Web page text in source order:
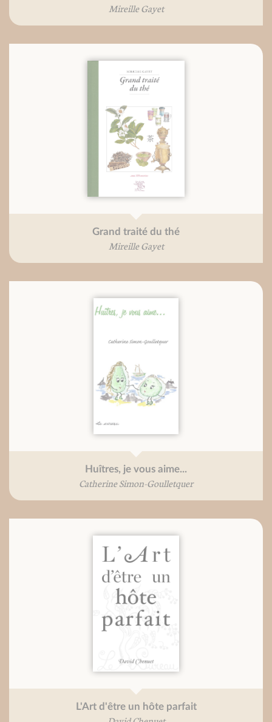
Mireille Gayet
Grand traité du thé
Mireille Gayet
Huîtres, je vous aime...
Catherine Simon-Goulletquer
L'Art d'être un hôte parfait